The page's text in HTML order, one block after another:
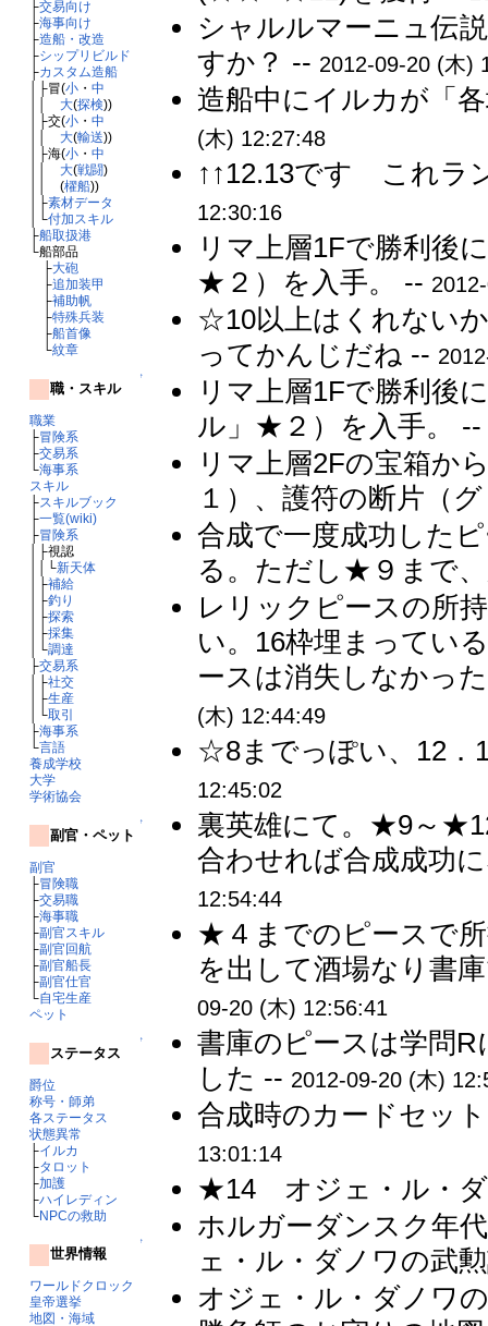
├交易向け
├海事向け
├造船・改造
├シップリビルド
├カスタム造船
│├冒(小・ 中
大(探検))
│├交(小・ 中
大(輸送))
│├海(小・ 中
大(戦闘)
││ (櫂船))
│├素材データ
│└付加スキル
├船取扱港
└船部品
├大砲
├追加装甲
├補助帆
├特殊兵装
├船首像
└紋章
↑
職・スキル
職業
├冒険系
├交易系
└海事系
スキル
├スキルブック
├一覧(wiki)
├冒険系
│├視認
││└新天体
│├補給
│├釣り
│├探索
│├採集
│└調達
├交易系
│├社交
│├生産
│└取引
├海事系
└言語
養成学校
大学
学術協会
↑
副官・ペット
副官
├冒険職
├交易職
├海事職
├副官スキル
├副官回航
├副官船長
├副官仕官
└自宅生産
ペット
↑
ステータス
爵位
称号・師弟
各ステータス
状態異常
├イルカ
├タロット
├加護
├ハイレディン
└NPCの救助
↑
世界情報
ワールドクロック
皇帝選挙
地図・海域
シャルルマーニュ伝
すか？ -- 2012-09-20 (木)
造船中にイルカが「
(木) 12:27:48
↑↑12.13です これラ
12:30:16
リマ上層1Fで勝利後
★２）を入手。 --
☆10以上はくれない
ってかんじだね --
リマ上層1Fで勝利後
ル」★２）を入手。
リマ上層2Fの宝箱か
１）、護符の断片（
合成で一度成功した
る。ただし★９まで
レリックピースの所
い。16枠埋まってい
ースは消失しなかっ
(木) 12:44:49
☆8までっぽい、12．
12:45:02
裏英雄にて。★9～
合わせれば合成成功
12:54:44
★４までのピースで
を出して酒場なり書
09-20 (木) 12:56:41
書庫のピースは学問
した -- 2012-09-20 (木)
合成時のカードセッ
13:01:14
★14 オジェ・ル・
ホルガーダンスク年
ェ・ル・ダノワの武
オジェ・ル・ダノワ